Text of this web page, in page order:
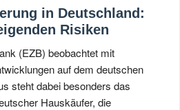
in Deutschland:
Risiken
(EZB) beobachtet mit
auf dem deutschen
steht dabei besonders das
Hauskäufer, die